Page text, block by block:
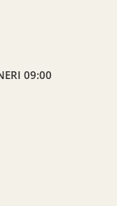
09:00